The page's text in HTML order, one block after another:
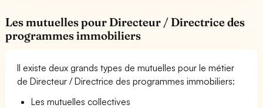
Les mutuelles pour Directeur / Directrice des
programmes immobiliers
Il existe deux grands types de mutuelles pour le métier
de Directeur / Directrice des programmes immobiliers:
Les mutuelles collectives